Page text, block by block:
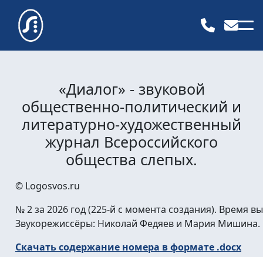
«Диалог» - звуковой
общественно-политический и
литературно-художественный
журнал Всероссийского
общества слепых.
© Logosvos.ru
№ 2 за 2026 год (225-й с момента создания). Время
Звукорежиссёры: Николай Федяев и Мария Мишина.
Скачать содержание номера в формате .docx